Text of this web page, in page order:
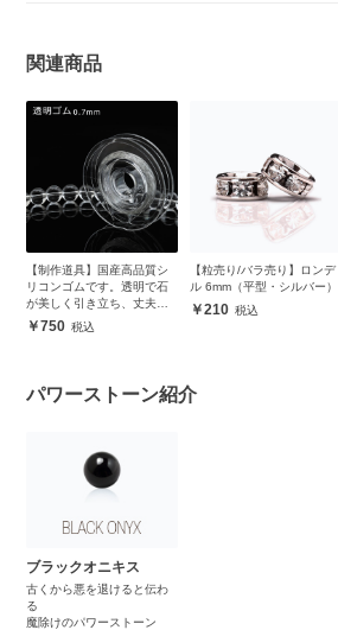
関連商品
【制作道具】国産高品質シ
リコンゴムです。透明で石
が美しく引き立ち、丈夫で
安心750
【粒売り/バラ売り】ロンデ
ル 6mm（平型・シルバー）
210
パワーストーン紹介
ブラックオニキス
古くから悪を退けると伝わ
る
魔除けのパワーストーン